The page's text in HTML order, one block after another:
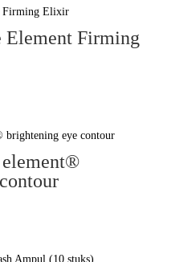
Element Firming
element®